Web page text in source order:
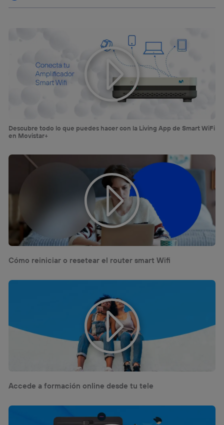
Descubre todo lo que puedes hacer con la Living App de Smart WiFi
en Movistar+
Cómo reiniciar o resetear el router smart Wifi
Accede a formación online desde tu tele